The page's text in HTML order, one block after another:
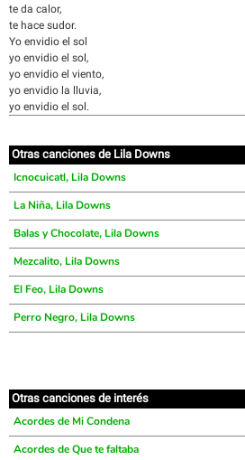
te da calor,
te hace sudor.
Yo envidio el sol
yo envidio el sol,
yo envidio el viento,
yo envidio la lluvia,
yo envidio el sol.
Otras canciones de Lila Downs
Icnocuicatl, Lila Downs
La Niña, Lila Downs
Balas y Chocolate, Lila Downs
Mezcalito, Lila Downs
El Feo, Lila Downs
Perro Negro, Lila Downs
Otras canciones de interés
Acordes de Mi Condena
Acordes de Que te faltaba